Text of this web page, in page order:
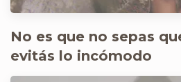
No es que no sepas
evitás lo incómodo